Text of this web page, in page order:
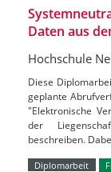
Daten aus
Hochschule
Diese
geplante
"Elektronische
der
beschreiben.
Diplomarbeit